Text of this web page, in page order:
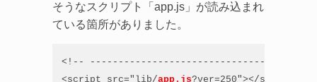
そうなスクリプト「app.js」が読み込まれ
ている箇所がありました。
<!--
<script src="lib/app.js?ver=250"></script>